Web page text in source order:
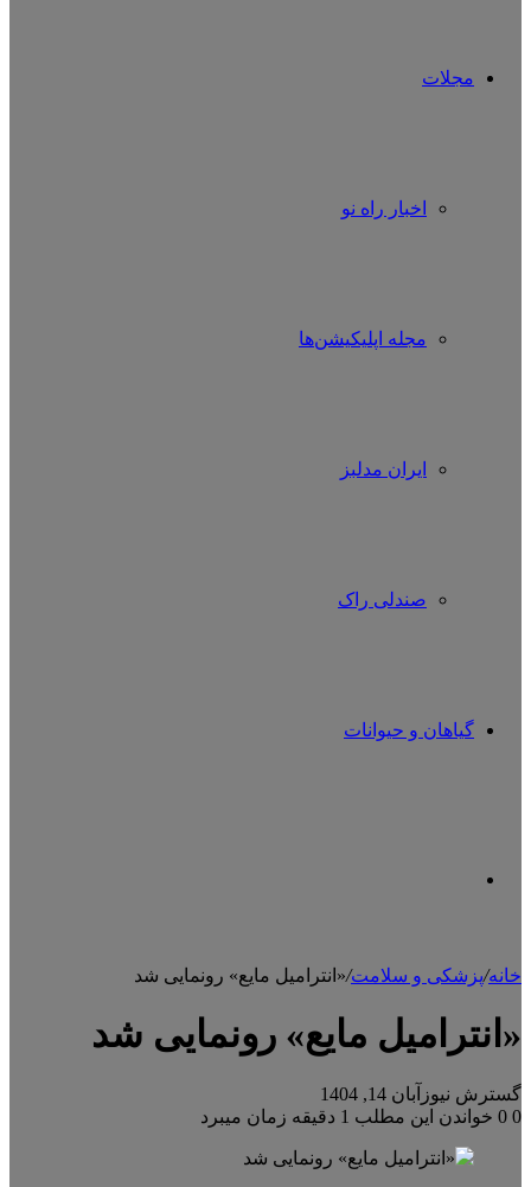
مجلات
اخبار راه نو
مجله اپلیکیشن‌ها
ایران مدلبز
صندلی راک
گیاهان و حیوانات
خانه/پزشکی و سلامت/«انترامیل مایع» رونمایی شد
«انترامیل مایع» رونمایی شد
گسترش نیوز آبان 14, 1404
0
خواندن این مطلب 1 دقیقه زمان میبرد